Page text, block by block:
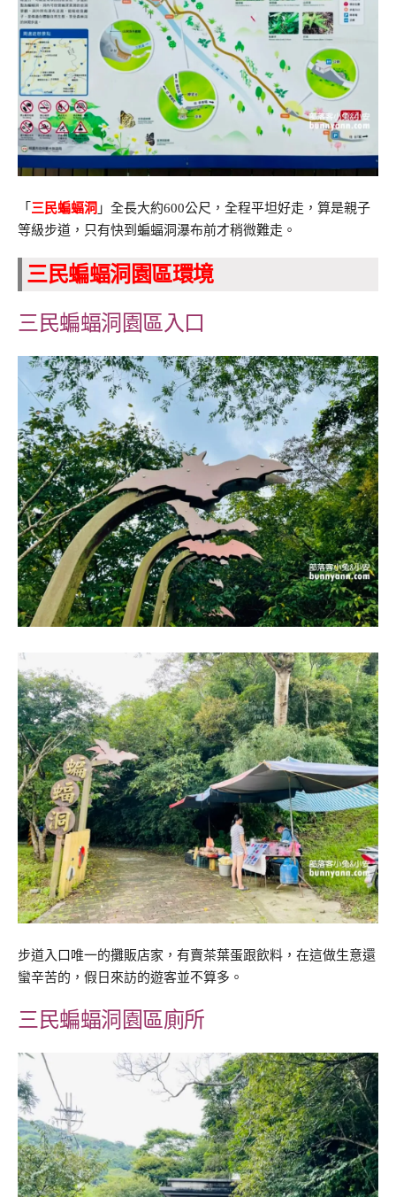
「 三民蝙蝠洞 」全長大約600公尺，全程平坦好走，算是親子
等級步道，只有快到蝙蝠洞瀑布前才稍微難走。
三民蝙蝠洞園區環境
三民蝙蝠洞園區入口
步道入口唯一的攤販店家，有賣茶葉蛋跟飲料，在這做生意還
蠻辛苦的，假日來訪的遊客並不算多。
三民蝙蝠洞園區廁所